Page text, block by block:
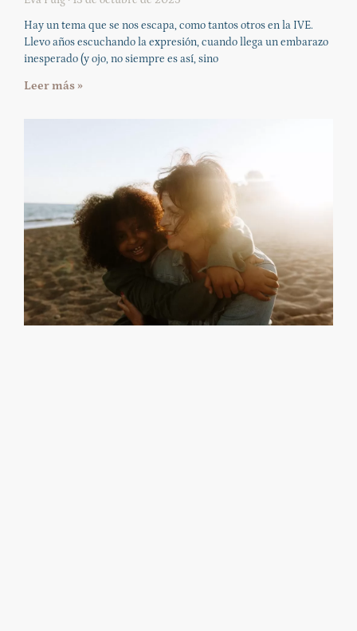
Hay un tema que se nos escapa, como tantos otros en la IVE.
Llevo años escuchando la expresión, cuando llega un embarazo
inesperado (y ojo, no siempre es así, sino
Leer más »